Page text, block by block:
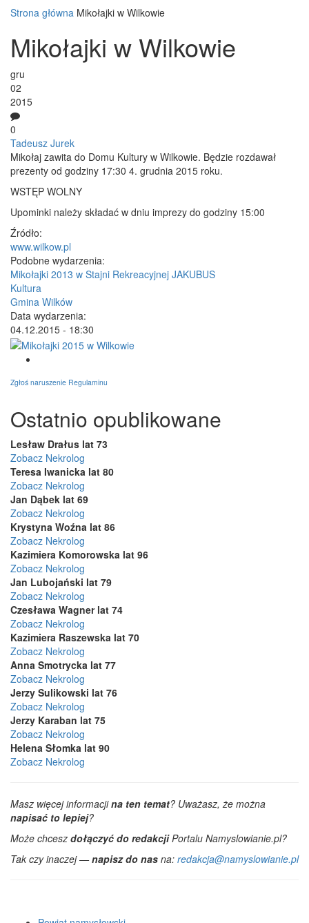
Strona główna Mikołajki w Wilkowie
Mikołajki w Wilkowie
gru
02
2015
0
Tadeusz Jurek
Mikołaj zawita do Domu Kultury w Wilkowie. Będzie rozdawał
prezenty od godziny 17:30 4. grudnia 2015 roku.
WSTĘP WOLNY
Upominki należy składać w dniu imprezy do godziny 15:00
Źródło:
www.wilkow.pl
Podobne wydarzenia:
Mikołajki 2013 w Stajni Rekreacyjnej JAKUBUS
Kultura
Gmina Wilków
Data wydarzenia:
04.12.2015 - 18:30
Zgłoś naruszenie Regulaminu
Ostatnio opublikowane
Lesław Drałus lat 73
Zobacz Nekrolog
Teresa Iwanicka lat 80
Zobacz Nekrolog
Jan Dąbek lat 69
Zobacz Nekrolog
Krystyna Woźna lat 86
Zobacz Nekrolog
Kazimiera Komorowska lat 96
Zobacz Nekrolog
Jan Lubojański lat 79
Zobacz Nekrolog
Czesława Wagner lat 74
Zobacz Nekrolog
Kazimiera Raszewska lat 70
Zobacz Nekrolog
Anna Smotrycka lat 77
Zobacz Nekrolog
Jerzy Sulikowski lat 76
Zobacz Nekrolog
Jerzy Karaban lat 75
Zobacz Nekrolog
Helena Słomka lat 90
Zobacz Nekrolog
Masz więcej informacjina ten temat? Uważasz, że można
napisać to lepiej?
Może chcesz dołączyć do redakcjiPortalu Namyslowianie.pl?
Tak czy inaczej —napisz do nas na: redakcja@namyslowianie.pl